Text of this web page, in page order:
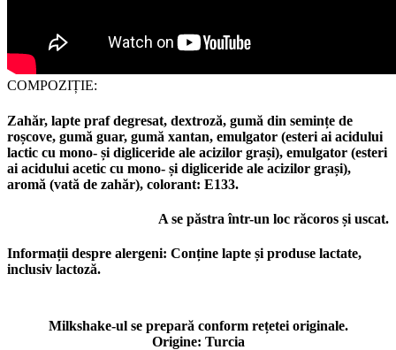
COMPOZIȚIE:
Zahăr, lapte praf degresat, dextroză, gumă din semințe de
roșcove, gumă guar, gumă xantan, emulgator (esteri ai acidului
lactic cu mono- și digliceride ale acizilor grași), emulgator (esteri
ai acidului acetic cu mono- și digliceride ale acizilor grași),
aromă (vată de zahăr), colorant: E133.
A se păstra într-un loc răcoros și uscat.
Informații despre alergeni: Conține lapte și produse lactate,
inclusiv lactoză.
Milkshake-ul se prepară conform rețetei originale.
Origine: Turcia